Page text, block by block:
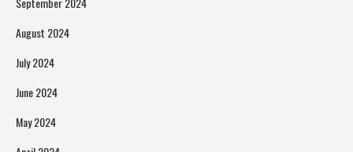
August 2024
July 2024
June 2024
May 2024